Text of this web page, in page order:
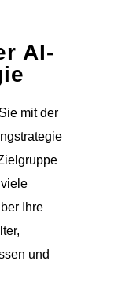
AI-
mit der
Ihre
und